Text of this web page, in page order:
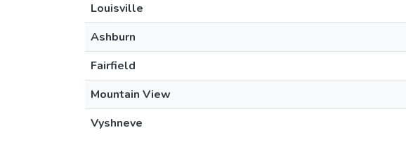
Louisville
Ashburn
Fairfield
Mountain View
Vyshneve